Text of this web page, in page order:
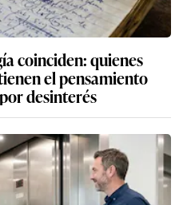
coinciden: quienes
el pensamiento
desinterés